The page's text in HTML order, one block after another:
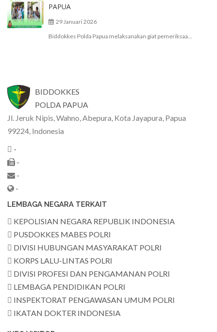
PAPUA
29 Januari 2026
Biddokkes Polda Papua melaksanakan giat pemeriksaa...
BIDDOKKES
POLDA PAPUA
Jl. Jeruk Nipis, Wahno, Abepura, Kota Jayapura, Papua
99224, Indonesia
-
-
-
-
LEMBAGA NEGARA TERKAIT
KEPOLISIAN NEGARA REPUBLIK INDONESIA
PUSDOKKES MABES POLRI
DIVISI HUBUNGAN MASYARAKAT POLRI
KORPS LALU-LINTAS POLRI
DIVISI PROFESI DAN PENGAMANAN POLRI
LEMBAGA PENDIDIKAN POLRI
INSPEKTORAT PENGAWASAN UMUM POLRI
IKATAN DOKTER INDONESIA